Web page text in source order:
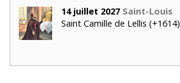
14 juillet 2027 Saint-Louis
Saint Camille de Lellis (+1614)